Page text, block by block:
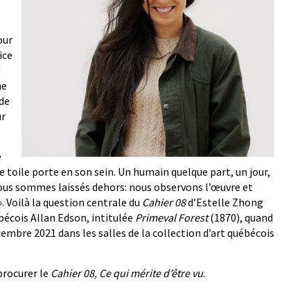
toile porte en son sein. Un humain quelque part, un jour,
sommes laissés dehors: nous observons l’œuvre et
Voilà la question centrale du Cahier 08d’Estelle Zhong
Allan Edson, intitulée Primeval Forest(1870), quand
2021 dans les salles de la collection d’art québécois
le Cahier 08, Ce qui mérite d’être vu.